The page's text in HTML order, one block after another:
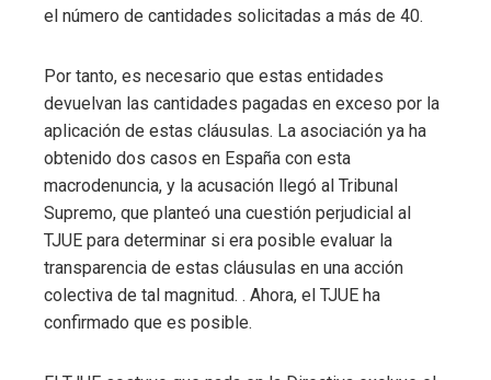
el número de cantidades solicitadas a más de 40.
Por tanto, es necesario que estas entidades
devuelvan las cantidades pagadas en exceso por la
aplicación de estas cláusulas. La asociación ya ha
obtenido dos casos en España con esta
macrodenuncia, y la acusación llegó al Tribunal
Supremo, que planteó una cuestión perjudicial al
TJUE para determinar si era posible evaluar la
transparencia de estas cláusulas en una acción
colectiva de tal magnitud. . Ahora, el TJUE ha
confirmado que es posible.